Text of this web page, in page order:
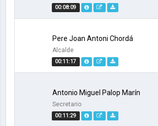
00:08:09
00:11:17
Pere Joan Antoni Chordá
Alcalde
00:11:29
Antonio Miguel Palop Marín
Secretario